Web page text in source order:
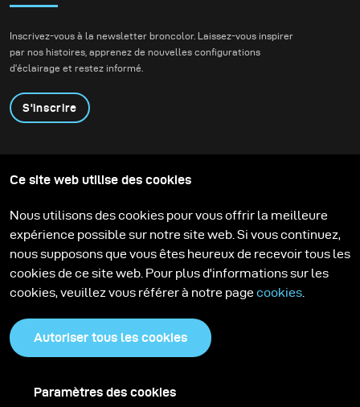
Inscrivez-vous à la newsletter broncolor. Laissez-vous inspirer
par nos histoires, apprenez de nouvelles configurations
d'éclairage et restez informé.
S'inscrire
Contactez-nous
Technologies
Support
Carrière
Media Center
Ce site web utilise des cookies
Nous utilisons des cookies pour vous offrir la meilleure
expérience possible sur notre site web. Si vous continuez,
nous supposons que vous êtes heureux de recevoir tous les
cookies de ce site web. Pour plus d'informations sur les
cookies, veuillez vous référer à notre page cookies
Autoriser tous les cookies
Paramètres des cookies